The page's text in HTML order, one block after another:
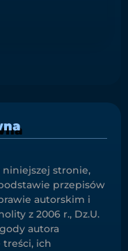
niniejszej stronie,
przepisów
autorskim i
z 2006 r., Dz.U.
autora
ich